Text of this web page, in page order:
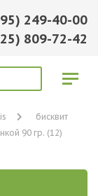
249-40-00
809-72-42
бисквит
90 гр. (12)